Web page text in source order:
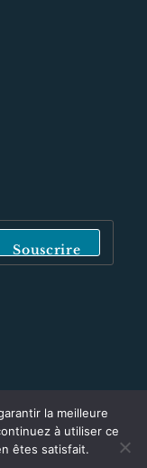
Souscrire
la meilleure
à utiliser ce
êtes satisfait.